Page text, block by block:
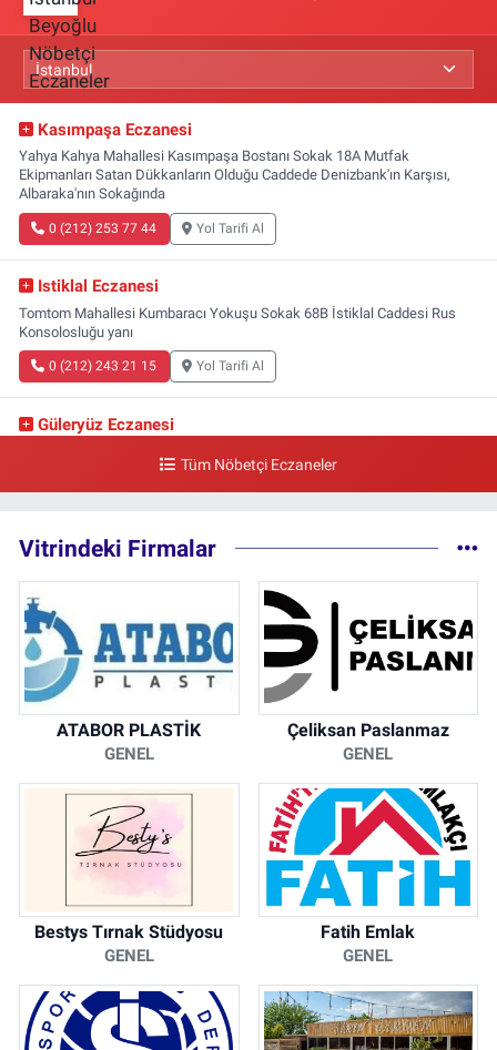
Kasımpaşa Eczanesi
Yahya Kahya Mahallesi Kasımpaşa Bostanı Sokak 18A Mutfak
Ekipmanları Satan Dükkanların Olduğu Caddede Denizbank'ın Karşısı,
Albaraka'nın Sokağında
0 (212) 253 77 44 Yol Tarifi Al
Istiklal Eczanesi
Tomtom Mahallesi Kumbaracı Yokuşu Sokak 68B İstiklal Caddesi Rus
Konsolosluğu yanı
0 (212) 243 21 15 Yol Tarifi Al
Güleryüz Eczanesi
kalaycıbahçe Meydana DoğruTüm Nöbetçi Eczaneler
Vitrindeki Firmalar
ATABOR PLASTİK
GENEL
Çeliksan Paslanmaz
GENEL
Bestys Tırnak Stüdyosu
GENEL
Fatih Emlak
GENEL